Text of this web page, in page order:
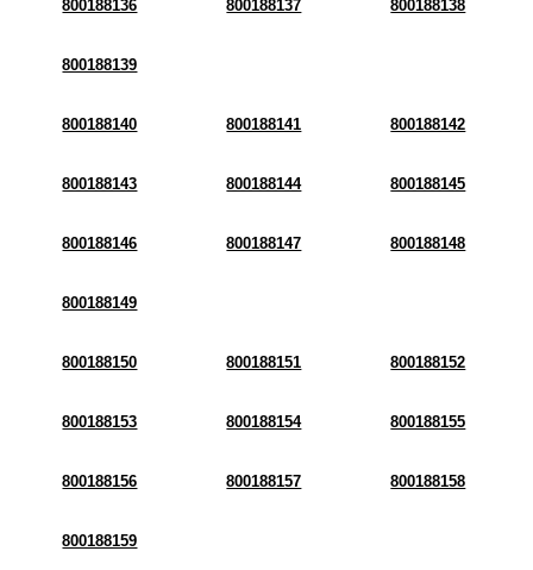
800188136 800188137 800188138
800188139
800188140 800188141 800188142
800188143 800188144 800188145
800188146 800188147 800188148
800188149
800188150 800188151 800188152
800188153 800188154 800188155
800188156 800188157 800188158
800188159